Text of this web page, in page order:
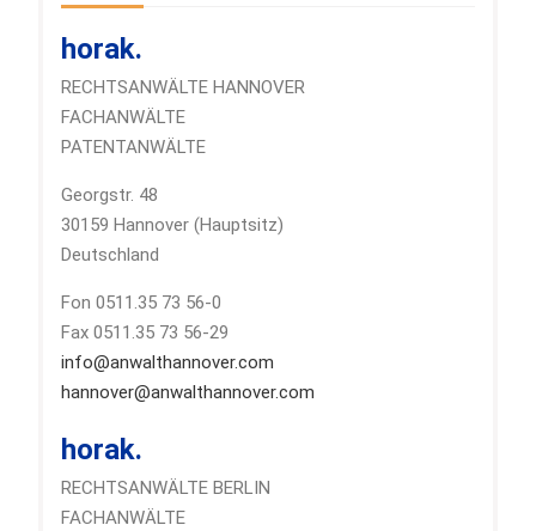
horak.
RECHTSANWÄLTE HANNOVER
FACHANWÄLTE
PATENTANWÄLTE
Georgstr. 48
30159 Hannover (Hauptsitz)
Deutschland
Fon 0511.35 73 56-0
Fax 0511.35 73 56-29
info@anwalthannover.com
hannover@anwalthannover.com
horak.
RECHTSANWÄLTE BERLIN
FACHANWÄLTE